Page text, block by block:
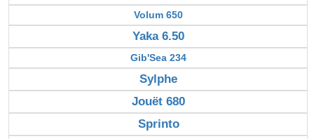
Volum 650
Yaka 6.50
Gib'Sea 234
Sylphe
Jouët 680
Sprinto